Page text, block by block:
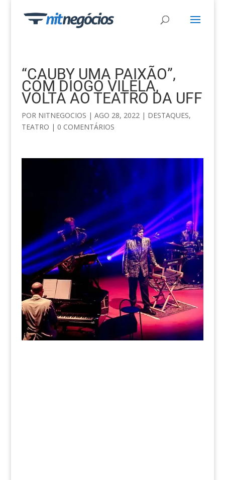
“CAUBY UMA PAIXÃO”,
COM DIOGO VILELA,
VOLTA AO TEATRO DA UFF
POR NITNEGOCIOS | AGO 28, 2022| DESTAQUES,
TEATRO | 0 COMENTÁRIOS